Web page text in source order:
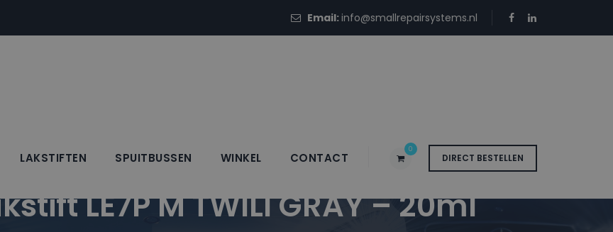
Email:info@smallrepairsystems.nl
DIRECT BESTELLEN
0
LAKSTIFTEN SPUITBUSSEN WINKEL CONTACT
LE7P M TWILI GRAY – 20ml